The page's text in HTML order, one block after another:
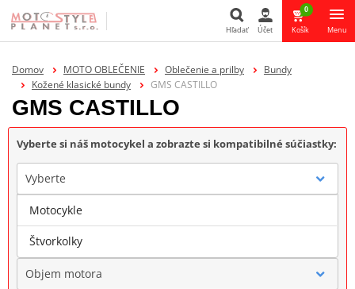
Hľadať Účet
0
Košík Menu
Domov MOTO OBLEČENIE Oblečenie a prilby
Bundy
Kožené klasické bundy
GMS CASTILLO
GMS CASTILLO
Vyberte si náš motocykel a zobrazte si kompatibilné súčiastky:
Vyberte
Značka
Objem motora
Motocykle
Štvorkolky